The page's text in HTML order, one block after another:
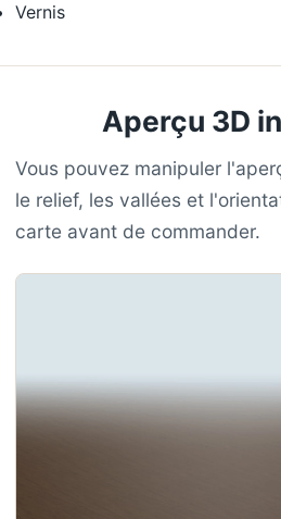
Vernis
Aperçu 3D
Vous pouvez manipuler
le relief, les vallées et
carte avant de commander.